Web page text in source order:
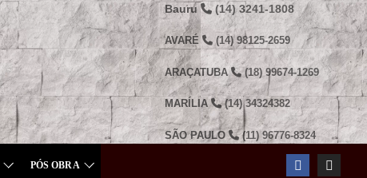
Bauru (14) 3241-1808
AVARÉ (14) 98125-2659
ARAÇATUBA (18) 99674-1269
MARÍLIA (14) 34324382
SÃO PAULO (11) 96776-8324
PÓS OBRA